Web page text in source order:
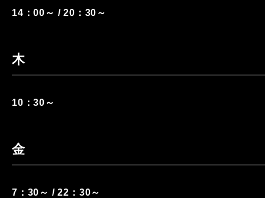
14：00～ / 20：30～
木
10：30～
金
7：30～ / 22：30～